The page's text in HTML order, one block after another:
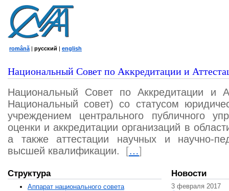
română | русский | english
Национальный Совет по Аккредитации и
Национальный Совет по Аккредитации и
Национальный совет) со статусом
учреждением центрального публичного
оценки и аккредитации организаций в
а также аттестации научных и научно-
высшей квалификации.
[…]
Структура
Аппарат национального совета
Новости
3 февраля 2017